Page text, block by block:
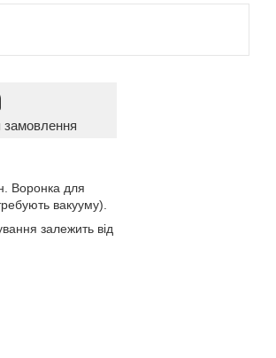
замовлення
Воронка для
вакууму).
залежить від